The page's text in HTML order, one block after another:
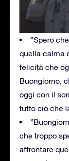
”Spero
quella calma
felicità che
Buongiorno,
oggi con il
tutto ciò che
che troppo
affrontare